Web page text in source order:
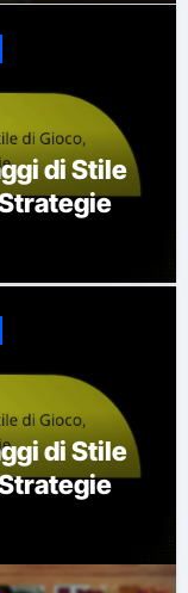
di Stile
di Stile